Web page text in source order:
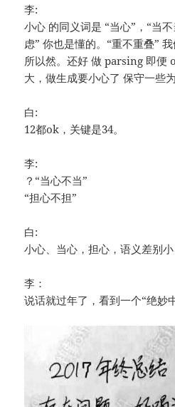
李:
小心 的同义词是 “当心”，“当
虑” 你也是懂的。“重不重叠”
所以然。还好 做 parsing 即便
大，做生成要小心了 保守一些为
白:
12都ok，关键是34。
李:
？“当心不当”
“担心不担”
白:
小心、当心，担心，语义差别小
李：
说话就过年了，看到一个“绝妙